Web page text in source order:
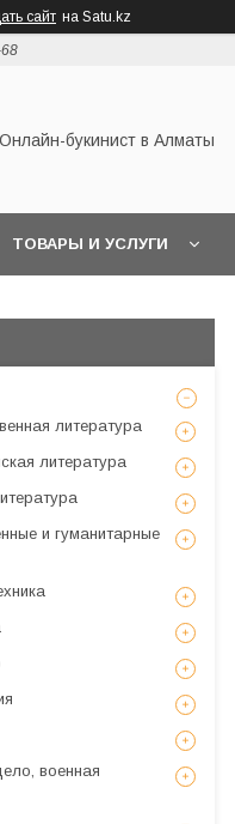
сайт на Satu.kz
Онлайн-букинист в Алматы
ТОВАРЫ И УСЛУГИ
литература
литература
и гуманитарные
военная